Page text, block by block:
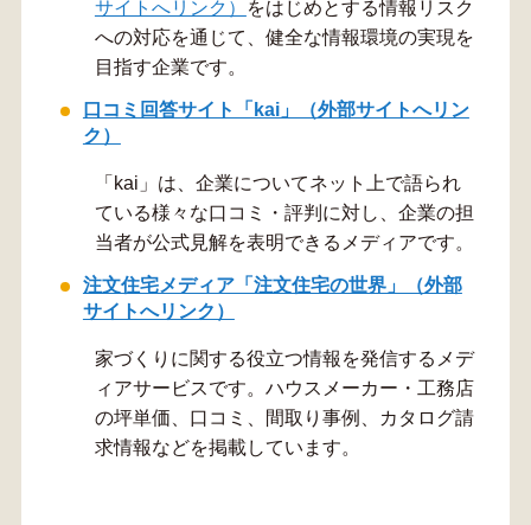
サイトへリンク）
をはじめとする情報リスク
への対応を通じて、健全な情報環境の実現を
目指す企業です。
口コミ回答サイト「kai」（外部サイトへリン
ク）
「kai」は、企業についてネット上で語られ
ている様々な口コミ・評判に対し、企業の担
当者が公式見解を表明できるメディアです。
注文住宅メディア「注文住宅の世界」（外部
サイトへリンク）
家づくりに関する役立つ情報を発信するメデ
ィアサービスです。ハウスメーカー・工務店
の坪単価、口コミ、間取り事例、カタログ請
求情報などを掲載しています。